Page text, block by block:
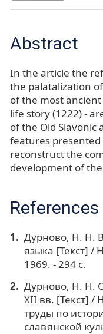
Abstract
In the article the
the palatalization
of the most
life story (1222) -
of the Old Slavonic
features
reconstruct the
development of
References
Дурново, Н. Н.
языка [Текст] /
1969. - 294 с.
Дурново, Н. Н.
XII вв. [Текст]
труды по
славянской